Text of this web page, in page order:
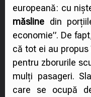
europeană: cu
măsline din
economie”. De
că tot ei au
pentru zborurile
mulți pasageri.
care se ocupă